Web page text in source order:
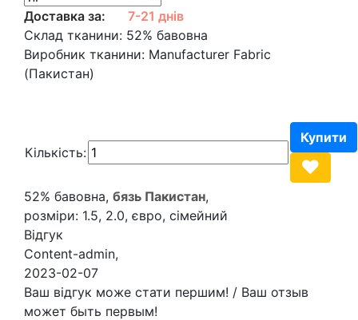
Доставка за:
7-21 днів
Склад тканини: 52% бавовна
Виробник тканини: Manufacturer Fabric
(Пакистан)
Кількість:
52% бавовна, бязь Пакистан,
розміри: 1.5, 2.0, євро, сімейний
Відгук
Content-admin,
2023-02-07
Ваш відгук може стати першим! / Ваш отзыв
может быть первым!